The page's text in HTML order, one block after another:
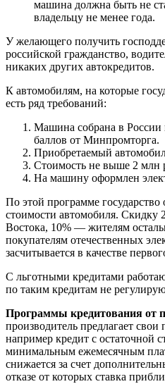
машина должна быть не
владельцу не менее года.
У желающего получить
российской гражданство,
никаких других автокредитов.
К автомобилям, на которые
есть ряд требований:
Машина собрана в России
баллов от Минпромторга.
Приобретаемый
Стоимость не выше 2 млн
На машину оформлен
По этой программе
стоимости автомобиля. Скидку
Востока, 10% — жителям
покупателям отечественных
засчитывается в качестве
С льготными кредитами
по таким кредитам не
Программы кредитования от
производитель предлагает
например кредит с остаточной
минимальным ежемесячным
снижается за счет
отказе от которых ставка